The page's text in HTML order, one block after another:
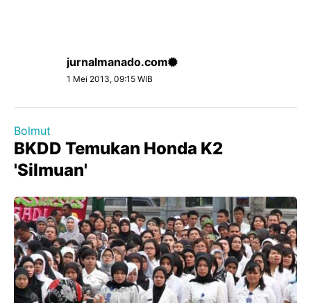
jurnalmanado.com
1 Mei 2013, 09:15 WIB
Bolmut
BKDD Temukan Honda K2
'Silmuan'